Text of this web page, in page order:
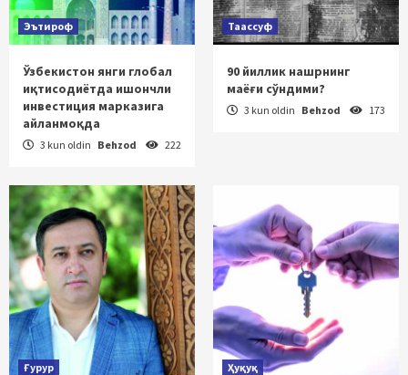
Эътироф
Ўзбекистон янги глобал
иқтисодиётда ишончли
инвестиция марказига
айланмоқда
3 kun oldin Behzod 222
Таассуф
90 йиллик нашрнинг
маёғи сўндими?
3 kun oldin Behzod 173
Ғурур Ҳуқуқ